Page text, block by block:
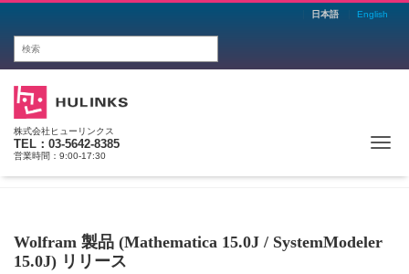
日本語 English
株式会社ヒューリンクス
TEL：03-5642-8385
営業時間：9:00-17:30
Wolfram 製品 (Mathematica 15.0J / SystemModeler
15.0J) リリース